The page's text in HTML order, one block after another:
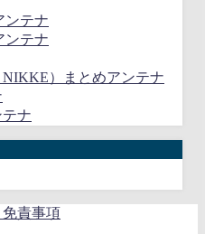
ンテナ
ンテナ
）まとめアンテナ
ナ
責事項